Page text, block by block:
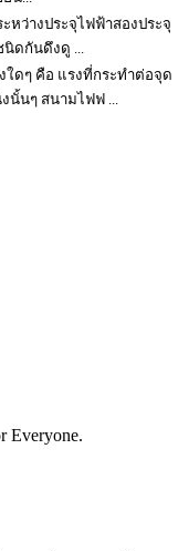
หว่างประจุไฟฟ้าสองประจุ
ดกันดึงดู ...
ๆ คือ แรงที่กระทำต่อจุด
นๆ สนามไฟฟ ...
Everyone.